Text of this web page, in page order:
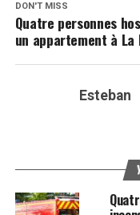
DON'T MISS
Quatre personnes
un appartement à La
Esteban